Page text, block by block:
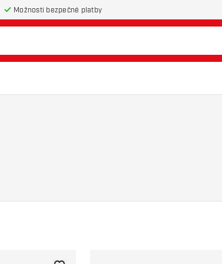
Možnosti bezpečné platby